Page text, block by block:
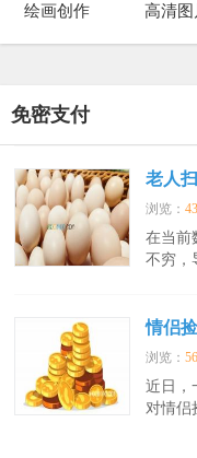
绘画创作 高清图
免密支付
老人
浏览：43
在当前
不穷，
情侣
浏览：56
近日，
对情侣